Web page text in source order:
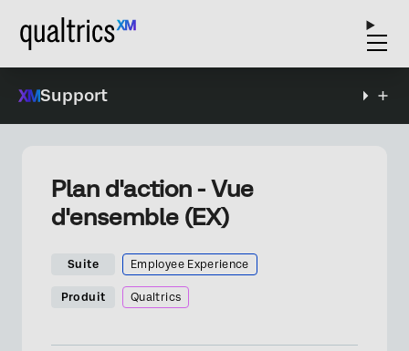
Support
Plan d'action - Vue
d'ensemble (EX)
Suite Employee Experience
Produit Qualtrics